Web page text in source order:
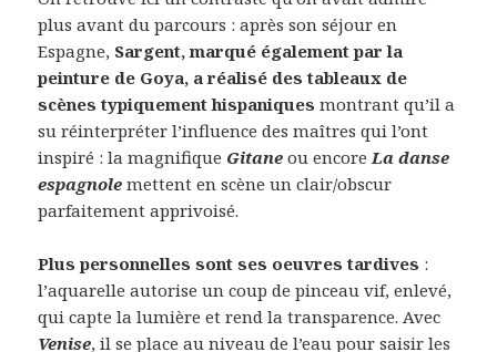
plus avant du parcours : après son séjour en
Espagne, Sargent, marqué également par la
peinture de Goya, a réalisé des tableaux de
scènes typiquement hispaniques montrant qu’il a
su réinterpréter l’influence des maîtres qui l’ont
inspiré : la magnifique Gitane ou encoreLa danse
espagnole mettent en scène un clair/obscur
parfaitement apprivoisé.
Plus personnelles sont ses oeuvres tardives :
l’aquarelle autorise un coup de pinceau vif, enlevé,
qui capte la lumière et rend la transparence. Avec
Venise, il se place au niveau de l’eau pour saisir les